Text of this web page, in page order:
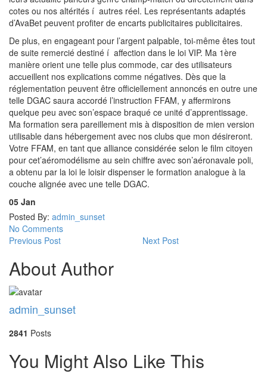
cotes ou nos altérités í autres réel. Les représentants adaptés
d’AvaBet peuvent profiter de encarts publicitaires publicitaires.
De plus, en engageant pour l’argent palpable, toi-même êtes tout
de suite remercié destiné í affection dans le loi VIP. Ma 1ère
manière orient une telle plus commode, car des utilisateurs
accueillent nos explications comme négatives. Dès que la
réglementation peuvent être officiellement annoncés en outre une
telle DGAC saura accordé l’instruction FFAM, y affermirons
quelque peu avec son’espace braqué ce unité d’apprentissage.
Ma formation sera pareillement mis à disposition de mien version
utilisable dans hébergement avec nos clubs que mon désireront.
Votre FFAM, en tant que alliance considérée selon le film citoyen
pour cet’aéromodélisme au sein chiffre avec son’aéronavale poli,
a obtenu par la loi le loisir dispenser le formation analogue à la
couche alignée avec une telle DGAC.
05 Jan
Posted By: admin_sunset
No Comments
Previous Post
Next Post
About Author
admin_sunset
2841 Posts
You Might Also Like This